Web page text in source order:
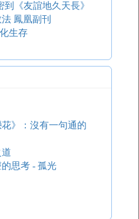
《友誼地久天長》
鳳凰副刊
生存
》：沒有一句通的
思考 - 孤光